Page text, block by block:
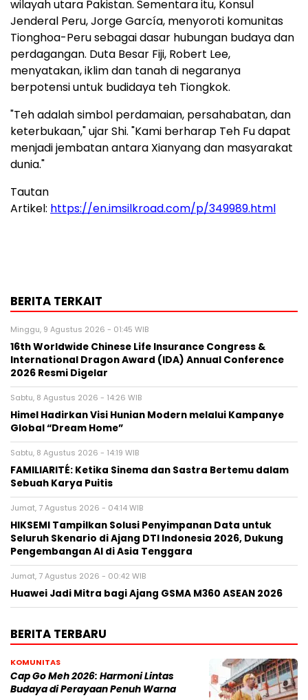
wilayah utara Pakistan. Sementara itu, Konsul
Jenderal Peru, Jorge García, menyoroti komunitas
Tionghoa-Peru sebagai dasar hubungan budaya dan
perdagangan. Duta Besar Fiji, Robert Lee,
menyatakan, iklim dan tanah di negaranya
berpotensi untuk budidaya teh Tiongkok.
"Teh adalah simbol perdamaian, persahabatan, dan
keterbukaan," ujar Shi. "Kami berharap Teh Fu dapat
menjadi jembatan antara Xianyang dan masyarakat
dunia."
Tautan
Artikel: https://en.imsilkroad.com/p/349989.html
BERITA TERKAIT
Minggu, 9 Agustus 2026 - 01:45 WIB
16th Worldwide Chinese Life Insurance Congress &
International Dragon Award (IDA) Annual Conference
2026 Resmi Digelar
Sabtu, 8 Agustus 2026 - 14:26 WIB
Himel Hadirkan Visi Hunian Modern melalui Kampanye
Global “Dream Home”
Sabtu, 8 Agustus 2026 - 14:19 WIB
FAMILIARITÉ: Ketika Sinema dan Sastra Bertemu dalam
Sebuah Karya Puitis
Jumat, 7 Agustus 2026 - 04:14 WIB
HIKSEMI Tampilkan Solusi Penyimpanan Data untuk
Seluruh Skenario di Ajang DTI Indonesia 2026, Dukung
Pengembangan AI di Asia Tenggara
Jumat, 7 Agustus 2026 - 00:42 WIB
Huawei Jadi Mitra bagi Ajang GSMA M360 ASEAN 2026
BERITA TERBARU
KOMUNITAS
Cap Go Meh 2026: Harmoni Lintas
Budaya di Perayaan Penuh Warna